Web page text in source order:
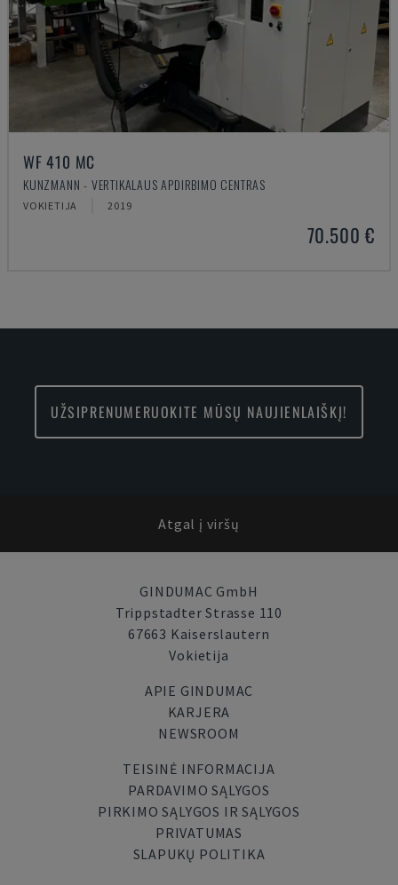
WF 410 MC
KUNZMANN - VERTIKALAUS APDIRBIMO CENTRAS
VOKIETIJA 2019
70.500 €
UŽSIPRENUMERUOKITE MŪSŲ NAUJIENLAIŠKĮ!
Atgal į viršų
GINDUMAC GmbH
Trippstadter Strasse 110
67663 Kaiserslautern
Vokietija
APIE GINDUMAC
KARJERA
NEWSROOM
TEISINĖ INFORMACIJA
PARDAVIMO SĄLYGOS
PIRKIMO SĄLYGOS IR SĄLYGOS
PRIVATUMAS
SLAPUKŲ POLITIKA